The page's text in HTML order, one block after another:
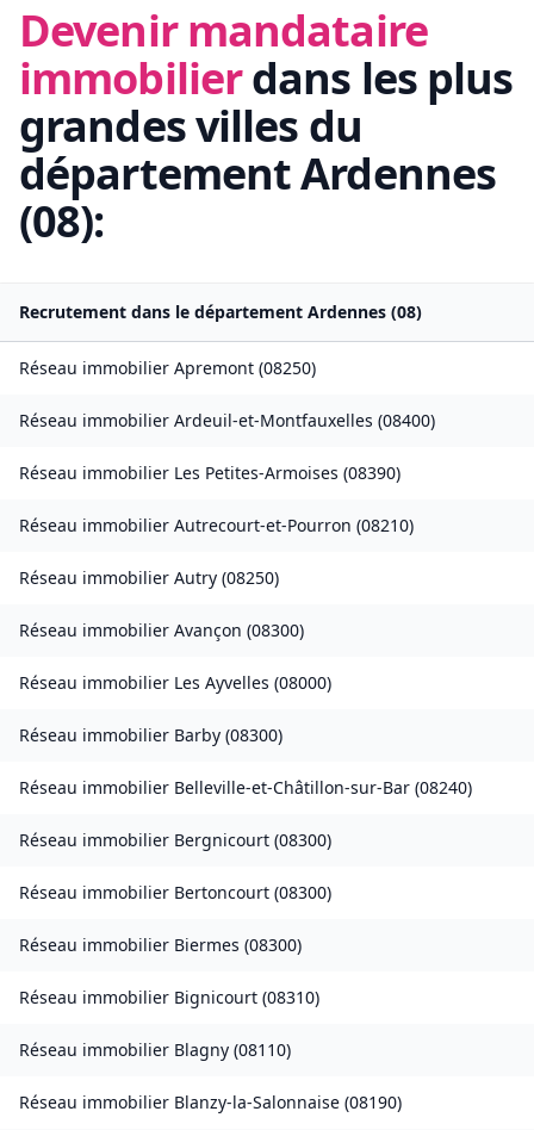
Devenir mandataire
immobilierdans les plus
grandes villes du
départementArdennes
(08):
Recrutement dans le département Ardennes (08)
Réseau immobilier Apremont (08250)
Réseau immobilier Ardeuil-et-Montfauxelles (08400)
Réseau immobilier Les Petites-Armoises (08390)
Réseau immobilier Autrecourt-et-Pourron (08210)
Réseau immobilier Autry (08250)
Réseau immobilier Avançon (08300)
Réseau immobilier Les Ayvelles (08000)
Réseau immobilier Barby (08300)
Réseau immobilier Belleville-et-Châtillon-sur-Bar (08240)
Réseau immobilier Bergnicourt (08300)
Réseau immobilier Bertoncourt (08300)
Réseau immobilier Biermes (08300)
Réseau immobilier Bignicourt (08310)
Réseau immobilier Blagny (08110)
Réseau immobilier Blanzy-la-Salonnaise (08190)